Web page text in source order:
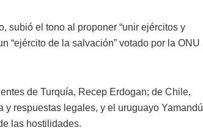
subió el tono al proponer “unir ejércitos y
“ejército de la salvación” votado por la ONU
de Turquía, Recep Erdogan; de Chile,
respuestas legales, y el uruguayo Yamandú
las hostilidades.